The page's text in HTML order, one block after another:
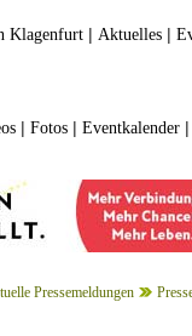
Klagenfurt| Aktuelles|
| Fotos| Eventkalender|
Pressemeldungen